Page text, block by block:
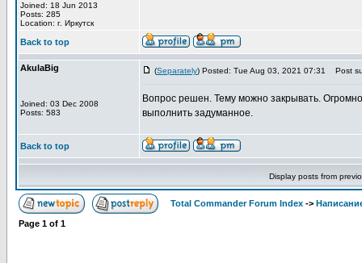
Joined: 18 Jun 2013
Posts: 285
Location: г. Иркутск
Back to top
AkulaBig
Joined: 03 Dec 2008
Posts: 583
(Separately) Posted: Tue Aug 03, 2021 07:31 Post
Вопрос решен. Тему можно закрывать.
выполнить задуманное.
Back to top
Display posts from
Total Commander Forum Index ->
Page 1 of 1